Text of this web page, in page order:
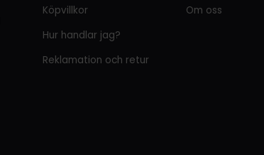
Köpvillkor
Hur handlar jag?
Reklamation och retur
Om oss